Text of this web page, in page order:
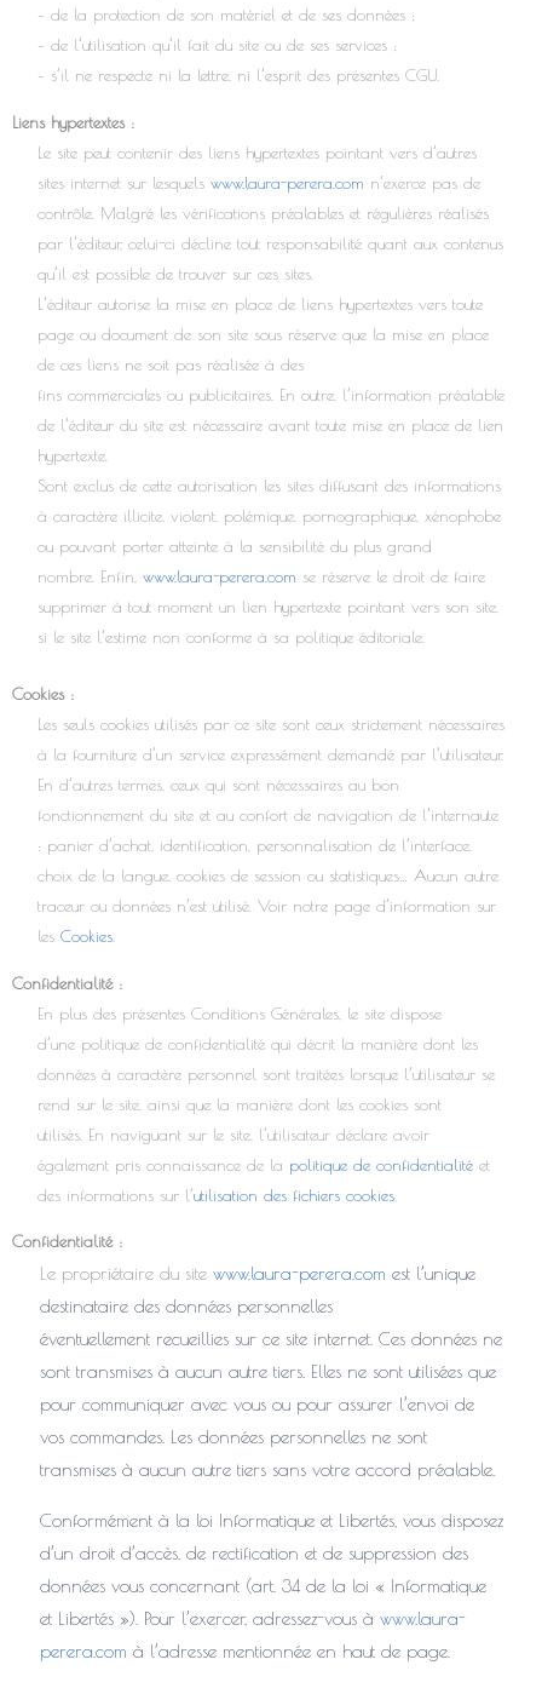
– de la protection de son matériel et de ses données ;
– de l’utilisation qu’il fait du site ou de ses services ;
– s’il ne respecte ni la lettre, ni l’esprit des présentes CGU.
Liens hypertextes :
Le site peut contenir des liens hypertextes pointant vers d’autres
sites internet sur lesquels www.laura-perera.com n’exerce pas de
contrôle. Malgré les vérifications préalables et régulières réalisés
par l’éditeur, celui-ci décline tout responsabilité quant aux contenus
qu’il est possible de trouver sur ces sites.
L’éditeur autorise la mise en place de liens hypertextes vers toute
page ou document de son site sous réserve que la mise en place
de ces liens ne soit pas réalisée à des
fins commerciales ou publicitaires. En outre, l’information préalable
de l’éditeur du site est nécessaire avant toute mise en place de lien
hypertexte.
Sont exclus de cette autorisation les sites diffusant des informations
à caractère illicite, violent, polémique, pornographique, xénophobe
ou pouvant porter atteinte à la sensibilité du plus grand
nombre. Enfin, www.laura-perera.com se réserve le droit de faire
supprimer à tout moment un lien hypertexte pointant vers son site,
si le site l’estime non conforme à sa politique éditoriale.
Cookies :
Les seuls cookies utilisés par ce site sont ceux strictement nécessaires
à la fourniture d’un service expressément demandé par l’utilisateur.
En d’autres termes, ceux qui sont nécessaires au bon
fonctionnement du site et au confort de navigation de l’internaute
: panier d’achat, identification, personnalisation de l’interface,
choix de la langue, cookies de session ou statistiques… Aucun autre
traceur ou données n’est utilisé. Voir notre page d’information sur
les Cookies.
Confidentialité :
En plus des présentes Conditions Générales, le site dispose
d’une politique de confidentialité qui décrit la manière dont les
données à caractère personnel sont traitées lorsque l’utilisateur se
rend sur le site, ainsi que la manière dont les cookies sont
utilisés. En naviguant sur le site, l’utilisateur déclare avoir
également pris connaissance de la politique de confidentialitéet
des informations sur l’utilisation des fichiers cookies.
Confidentialité :
Le propriétaire du site www.laura-perera.com est l’unique
destinataire des données personnelles
éventuellement recueillies sur ce site internet. Ces données ne
sont transmises à aucun autre tiers. Elles ne sont utilisées que
pour communiquer avec vous ou pour assurer l’envoi de
vos commandes. Les données personnelles ne sont
transmises à aucun autre tiers sans votre accord préalable.
Conformément à la loi Informatique et Libertés, vous disposez
d’un droit d’accès, de rectification et de suppression des
données vous concernant (art. 34 de la loi « Informatique
et Libertés »). Pour l’exercer, adressez-vous à www.laura-
perera.com à l’adresse mentionnée en haut de page.